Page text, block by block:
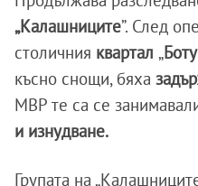
„Калашниците”. След
столичния квартал „
късно снощи, бяха
МВР те са се
и изнудване.
Групата на